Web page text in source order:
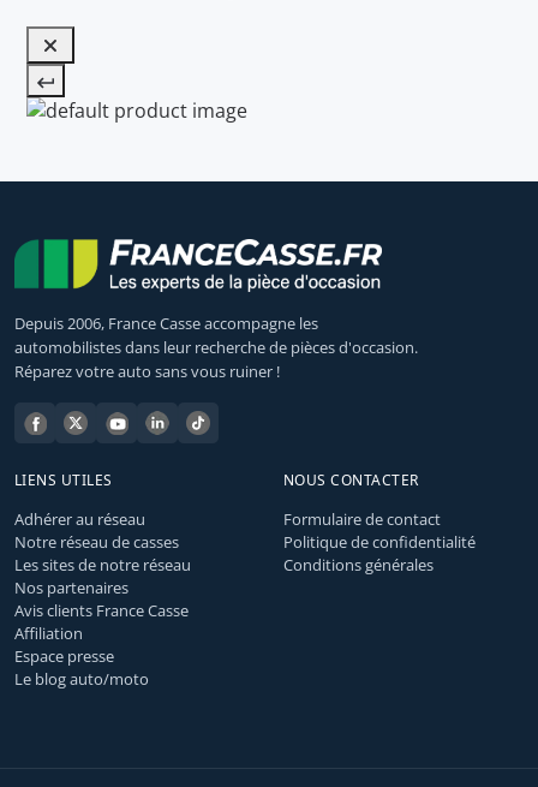
Depuis 2006, France Casse accompagne les
automobilistes dans leur recherche de pièces d'occasion.
Réparez votre auto sans vous ruiner !
LIENS UTILES
Adhérer au réseau
Notre réseau de casses
Les sites de notre réseau
Nos partenaires
Avis clients France Casse
Affiliation
Espace presse
Le blog auto/moto
NOUS CONTACTER
Formulaire de contact
Politique de confidentialité
Conditions générales